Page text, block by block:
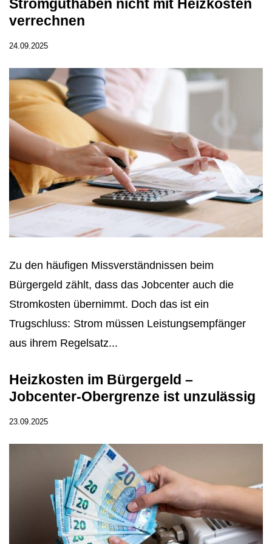
Stromguthaben nicht mit Heizkosten
verrechnen
24.09.2025
Zu den häufigen Missverständnissen beim
Bürgergeld zählt, dass das Jobcenter auch die
Stromkosten übernimmt. Doch das ist ein
Trugschluss: Strom müssen Leistungsempfänger
aus ihrem Regelsatz...
Heizkosten im Bürgergeld –
Jobcenter-Obergrenze ist unzulässig
23.09.2025